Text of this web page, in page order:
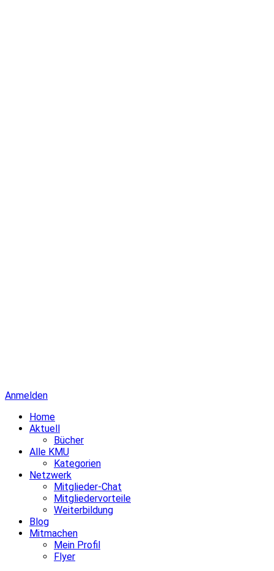
Anmelden
Home
Aktuell
Bücher
Alle KMU
Kategorien
Netzwerk
Mitglieder-Chat
Mitgliedervorteile
Weiterbildung
Blog
Mitmachen
Mein Profil
Flyer